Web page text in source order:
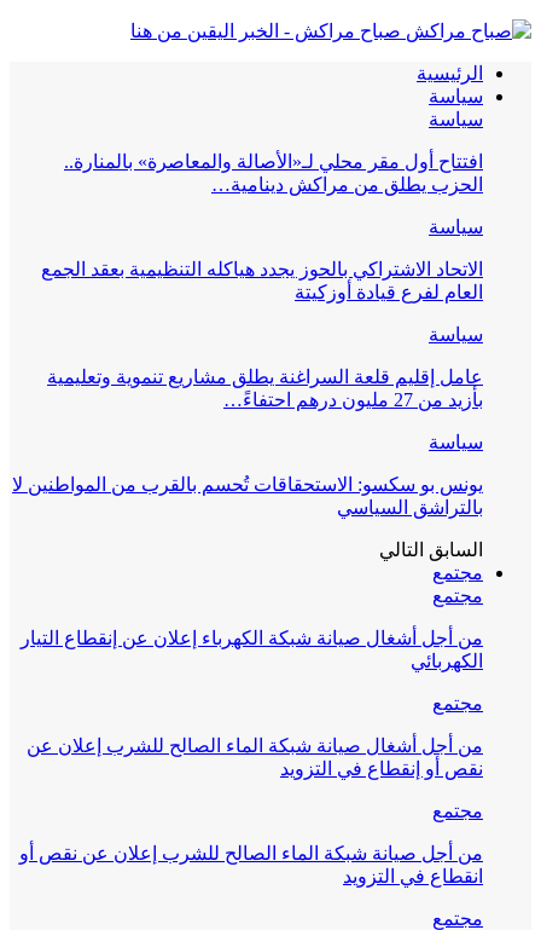
صباح مراكش - الخبر اليقين من هنا
الرئيسية
سياسة
سياسة
افتتاح أول مقر محلي لـ«الأصالة والمعاصرة» بالمنارة..
الحزب يطلق من مراكش دينامية…
سياسة
الاتحاد الاشتراكي بالحوز يجدد هياكله التنظيمية بعقد الجمع
العام لفرع قيادة أوزكيتة
سياسة
عامل إقليم قلعة السراغنة يطلق مشاريع تنموية وتعليمية
بأزيد من 27 مليون درهم احتفاءً…
سياسة
يونس بو سكسو: الاستحقاقات تُحسم بالقرب من المواطنين لا
بالتراشق السياسي
السابق التالي
مجتمع
مجتمع
من أجل أشغال صيانة شبكة الكهرباء إعلان عن إنقطاع التيار
الكهربائي
مجتمع
من أجل أشغال صيانة شبكة الماء الصالح للشرب إعلان عن
نقص أو إنقطاع في التزويد
مجتمع
من أجل صيانة شبكة الماء الصالح للشرب إعلان عن نقص أو
انقطاع في التزويد
مجتمع